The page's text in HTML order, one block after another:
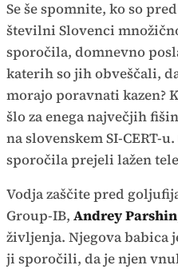
Se še spomnite, ko so
številni Slovenci
sporočila, domnevno
katerih so jih obveščali,
morajo poravnati kazen?
šlo za enega največjih
na slovenskem SI-CERT-
sporočila prejeli lažen
Vodja zaščite pred
Group-IB, Andrey Parshin
življenja. Njegova babica
ji sporočili, da je njen